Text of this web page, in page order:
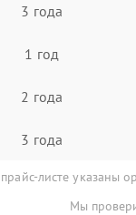
3 года
1 год
2 года
3 года
листе указаны
Мы